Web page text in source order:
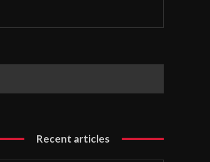
Recent articles